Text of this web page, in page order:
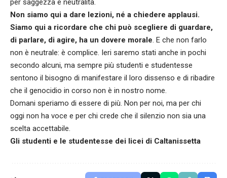
Non siamo qui a dare lezioni, né a chiedere applausi.
Siamo qui a ricordare che chi può scegliere di guardare,
di parlare, di agire, ha un dovere morale . E che non farlo
non è neutrale: è complice. Ieri saremo stati anche in pochi
secondo alcuni, ma sempre più studenti e studentesse
sentono il bisogno di manifestare il loro dissenso e di ribadire
che il genocidio in corso non è in nostro nome.
Domani speriamo di essere di più. Non per noi, ma per chi
oggi non ha voce e per chi crede che il silenzio non sia una
scelta accettabile.
Gli studenti e le studentesse dei licei di Caltanissetta